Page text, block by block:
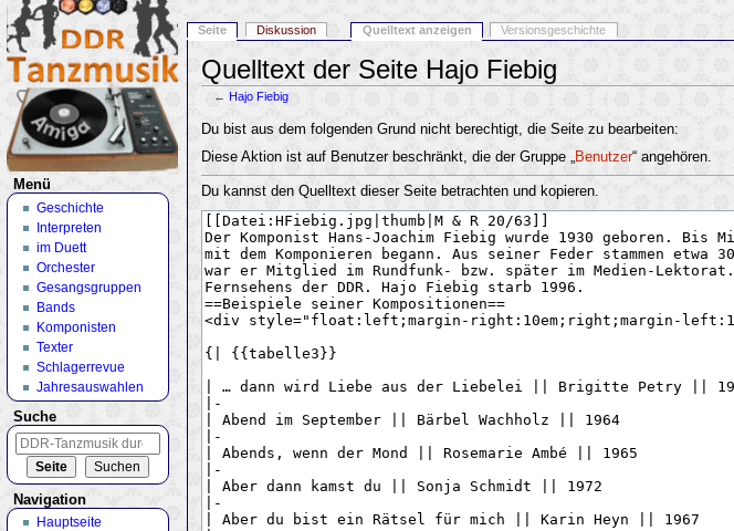
Quelltext der Seite Hajo Fiebig
← Hajo Fiebig
Du bist aus dem folgenden Grund nicht berechtigt, die Seite zu bearbeiten:
Diese Aktion ist auf Benutzer beschränkt, die der Gruppe „Benutzer“ angehören.
Du kannst den Quelltext dieser Seite betrachten und kopieren.
Seite Diskussion Quelltext anzeigen Versionsgeschichte
Menü
Geschichte
Interpreten
im Duett
Orchester
Gesangsgruppen
Bands
Komponisten
Texter
Schlagerrevue
Jahresauswahlen
Suche
Navigation
Hauptseite